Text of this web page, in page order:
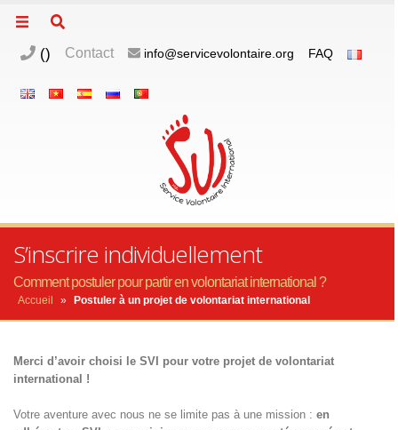
() Contact info@servicevolontaire.org FAQ
S’inscrire individuellement
Comment postuler pour partir en volontariat international ?
Accueil » Postuler à un projet de volontariat international
Merci d’avoir choisi le SVI pour votre projet de volontariat
international !
Votre aventure avec nous ne se limite pas à une mission : en
Pérou
Espagne
VietNam